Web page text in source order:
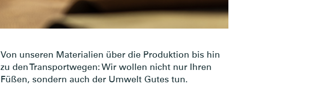
Von unseren Materialien über die Produktion bis hin
zu den Transportwegen: Wir wollen nicht nur Ihren
Füßen, sondern auch der Umwelt Gutes tun.